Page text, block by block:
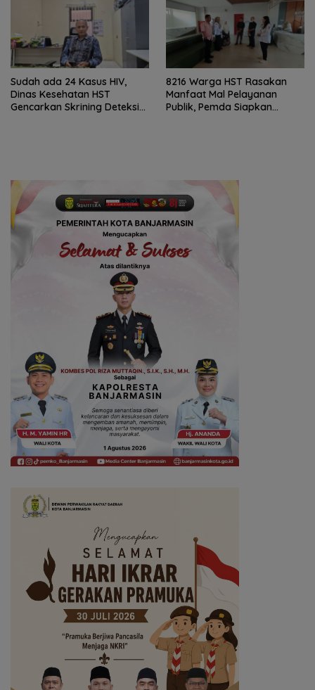
Sudah ada 24 Kasus HIV,
Dinas Kesehatan HST
Gencarkan Skrining Deteksi
8216 Warga HST Rasakan
Manfaat Mal Pelayanan
Publik, Pemda Siapkan